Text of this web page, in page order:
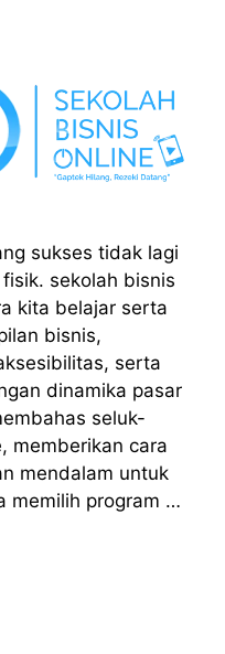
sukses tidak lagi
sekolah bisnis
kita belajar serta
bisnis,
serta
dinamika pasar
seluk-
memberikan cara
mendalam untuk
memilih program …